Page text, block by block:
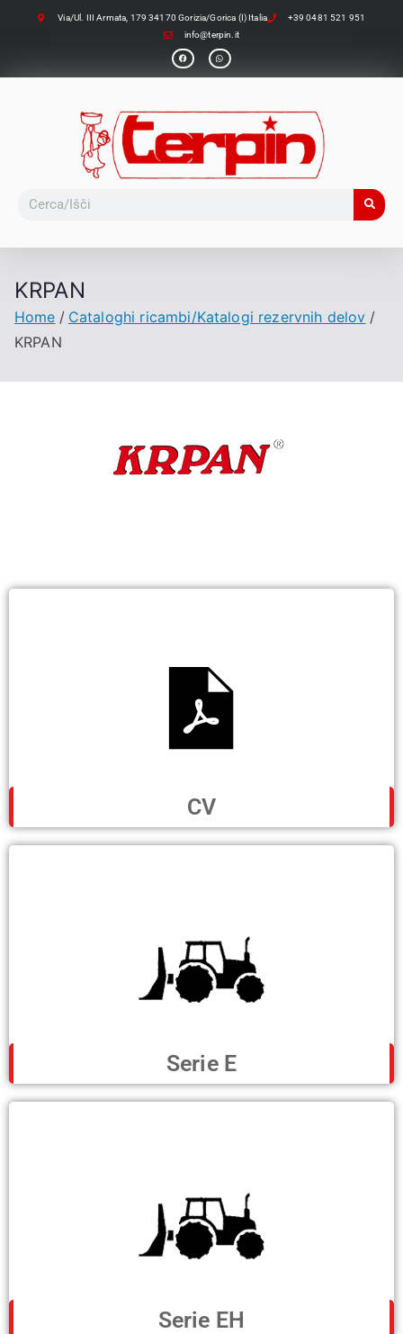
Via/Ul. III Armata, 179 34170 Gorizia/Gorica (I) Italia
+39 0481 521 951
info@terpin.it
KRPAN
Home
Cataloghi ricambi/Katalogi rezervnih delov
KRPAN
CV
Serie E
Serie EH